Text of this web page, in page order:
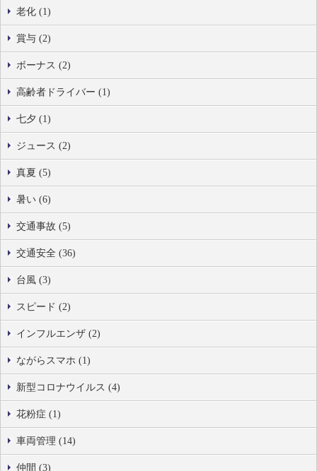
老化 (1)
賞与 (2)
ボーナス (2)
高齢者ドライバー (1)
七夕 (1)
ジュース (2)
真夏 (5)
暑い (6)
交通事故 (5)
交通安全 (36)
台風 (3)
スピード (2)
インフルエンザ (2)
ながらスマホ (1)
新型コロナウイルス (4)
花粉症 (1)
車両管理 (14)
仲間 (3)